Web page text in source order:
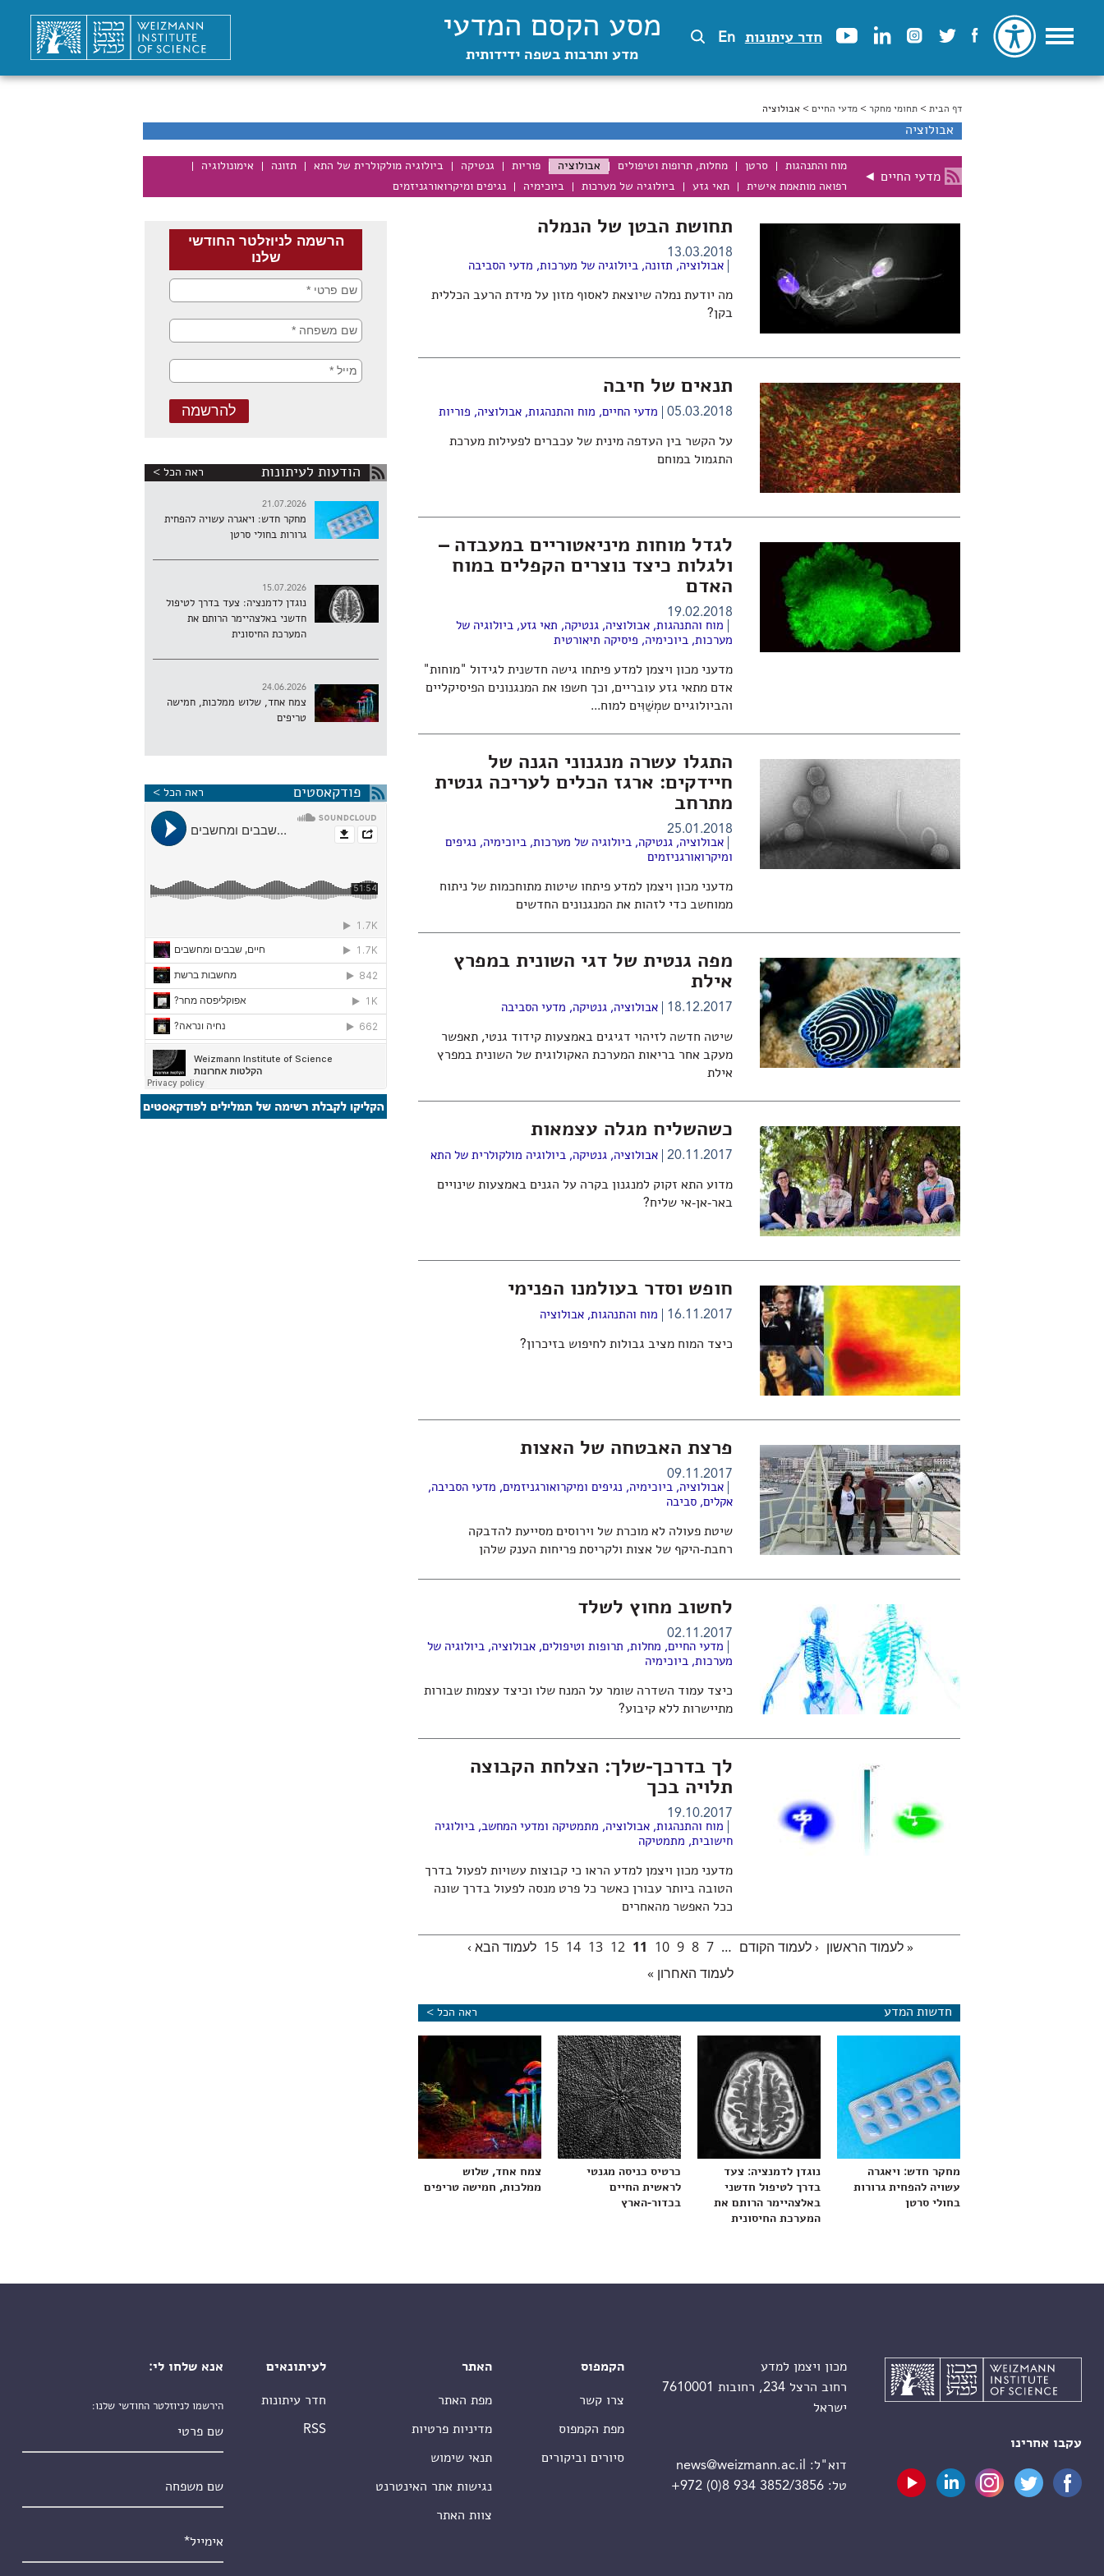
חדר עיתונות En מסע הקסם המדעי
מדע ותרבות בשפה ידידותית
הינך נמצא כאן
דף הבית >תחומי מחקר >מדעי החיים > אבולוציה
אבולוציה
מדעי החיים ◄
מוח והתנהגות סרטן מחלות, תרופות וטיפולים אבולוציה פוריות גנטיקה ביולוגיה מולקולרית של התא תזונה
אימונולוגיה
רפואה מותאמת אישית
תאי גזע ביולוגיה של מערכות ביוכימיה נגיפים ומיקרואורגניזמים
תחושת הבטן של הנמלה
13.03.2018
אבולוציה, תזונה,ביולוגיה של מערכות, מדעי הסביבה
מה יודעת נמלה שיוצאת לאסוף מזון על מידת הרעב הכללית
בקן?
תנאים של חיבה
05.03.2018 מדעי החיים, מוח והתנהגות,אבולוציה, פוריות
על הקשר בין העדפה מינית של עכברים לפעילות מערכת
התגמול במוחם
לגדל מוחות מיניאטוריים במעבדה –
ולגלות כיצד נוצרים הקפלים במוח
האדם
19.02.2018
מוח והתנהגות,אבולוציה,גנטיקה, תאי גזע,ביולוגיה של
מערכות,ביוכימיה, פיסיקה תיאורטית
מדעני מכון ויצמן למדע פיתחו גישה חדשנית לגידול "מוחות"
אדם מתאי גזע עובריים, וכך חשפו את המנגנונים הפיסיקליים
והביולוגיים שמְשַׁוִּים למוח...
התגלו עשרה מנגנוני הגנה של
חיידקים: ארגז הכלים לעריכה גנטית
מתרחב
25.01.2018
אבולוציה,גנטיקה,ביולוגיה של מערכות,ביוכימיה, נגיפים
ומיקרואורגניזמים
מדעני מכון ויצמן למדע פיתחו שיטות מתוחכמות של ניתוח
ממוחשב כדי לזהות את המנגנונים החדשים
מפה גנטית של דגי השונית במפרץ
אילת
18.12.2017 אבולוציה,גנטיקה, מדעי הסביבה
שיטה חדשה לזיהוי דגיגים באמצעות קידוד גנטי, תאפשר
מעקב אחר בריאות המערכת האקולוגית של השונית במפרץ
אילת
כשהשליח מגלה עצמאות
20.11.2017 אבולוציה,גנטיקה,ביולוגיה מולקולרית של התא
מדוע התא זקוק למנגנון בקרה על הגנים באמצעות שינויים
באר-אן-אי שליח?
חופש וסדר בעולמנו הפנימי
16.11.2017 מוח והתנהגות,אבולוציה
כיצד המוח מציב גבולות לחיפוש בזיכרון?
פרצת האבטחה של האצות
09.11.2017
אבולוציה,ביוכימיה, נגיפים ומיקרואורגניזמים, מדעי הסביבה,
אקלים,סביבה
שיטת פעולה לא מוכרת של וירוסים מסייעת להדבקה
רחבת-היקף של אצות ולקריסת פריחות הענק שלהן
לחשוב מחוץ לשלד
02.11.2017
מדעי החיים, מחלות, תרופות וטיפולים,אבולוציה,ביולוגיה של
מערכות,ביוכימיה
כיצד עמוד השדרה שומר על המנח שלו וכיצד עצמות שבורות
מתיישרות ללא קיבוע?
לך בדרכך-שלך: הצלחת הקבוצה
תלויה בכך
19.10.2017
מוח והתנהגות,אבולוציה, מתמטיקה ומדעי המחשב,ביולוגיה
חישובית, מתמטיקה
מדעני מכון ויצמן למדע הראו כי קבוצות עשויות לפעול בדרך
הטובה ביותר עבורן כאשר כל פרט מנסה לפעול בדרך שונה
ככל האפשר מהאחרים
« לעמוד הראשון ‹ לעמוד הקודם …
7
8
9
10
11
12
13
14
15 לעמוד הבא ›
לעמוד האחרון »
חדשות המדע ראה הכל >
מחקר חדש: ויאגרה
עשויה להפחית גרורות
בחולי סרטן
נוגדן לדמנציה: צעד
בדרך לטיפול חדשני
באלצהיימר הרותם את
המערכת החיסונית
כרטיס כניסה מגנטי
לראשית החיים
בכדור-הארץ
צמח אחד, שלוש
ממלכות, חמישה טריפים
הודעות לעיתונות ראה הכל >
21.07.2026
מחקר חדש: ויאגרה עשויה להפחית
גרורות בחולי סרטן
15.07.2026
נוגדן לדמנציה: צעד בדרך לטיפול
חדשני באלצהיימר הרותם את
המערכת החיסונית
24.06.2026
צמח אחד, שלוש ממלכות, חמישה
טריפים
פודקאסטים ראה הכל >
עקבו אחרינו
מכון ויצמן למדע
רחוב הרצל 234, רחובות 7610001
ישראל
דוא"ל:
news@weizmann.ac.il
טל:+972 (0)8 934 3852/3856
הקמפוס
צרו קשר
מפת הקמפוס
סיורים וביקורים
האתר
מפת האתר
מדיניות פרטיות
תנאי שימוש
נגישות אתר האינטרנט
צוות האתר
לעיתונאים
חדר עיתונות
RSS
אנא שלחו לי:
הירשמו לניוזלטר החודשי שלנו: